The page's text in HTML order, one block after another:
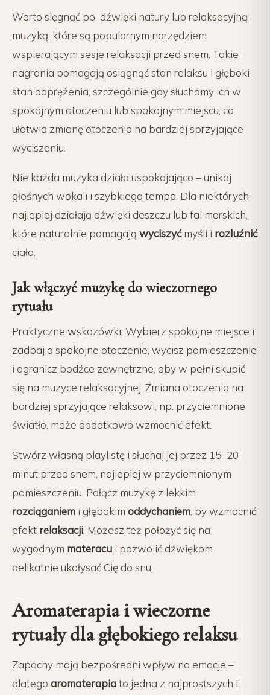
Warto sięgnąć po dźwięki natury lub relaksacyjną
muzyką, które są popularnym narzędziem
wspierającym sesje relaksacji przed snem. Takie
nagrania pomagają osiągnąć stan relaksu i głęboki
stan odprężenia, szczególnie gdy słuchamy ich w
spokojnym otoczeniu lub spokojnym miejscu, co
ułatwia zmianę otoczenia na bardziej sprzyjające
wyciszeniu.
Nie każda muzyka działa uspokajająco – unikaj
głośnych wokali i szybkiego tempa. Dla niektórych
najlepiej działają dźwięki deszczu lub fal morskich,
które naturalnie pomagają wyciszyćmyśli i rozluźnić
ciało.
Jak włączyć muzykę do wieczornego
rytuału
Praktyczne wskazówki: Wybierz spokojne miejsce i
zadbaj o spokojne otoczenie, wycisz pomieszczenie
i ogranicz bodźce zewnętrzne, aby w pełni skupić
się na muzyce relaksacyjnej. Zmiana otoczenia na
bardziej sprzyjające relaksowi, np. przyciemnione
światło, może dodatkowo wzmocnić efekt.
Stwórz własną playlistę i słuchaj jej przez 15–20
minut przed snem, najlepiej w przyciemnionym
pomieszczeniu. Połącz muzykę z lekkim
rozciąganiem i głębokim oddychaniem , by wzmocnić
efekt relaksacji . Możesz też położyć się na
wygodnym materacu i pozwolić dźwiękom
delikatnie ukołysać Cię do snu.
Aromaterapia i wieczorne
rytuały dla głębokiego relaksu
Zapachy mają bezpośredni wpływ na emocje –
dlatego aromaterapiato jedna z najprostszych i